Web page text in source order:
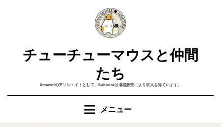
チューチューマウスと仲間
たち
Amazonのアソシエイトとして、ikehouseは適格販売により収入を得ています。
メニュー